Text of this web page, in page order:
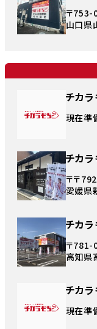
〒753-
山口県
チカ
現在準
チカ
〒〒
愛媛県
チカ
〒781-
高知県
チカ
現在準